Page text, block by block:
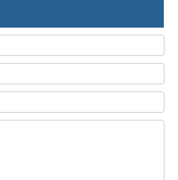
Machine de tri de poids à quatre niveaux pour Pomelo, Orange Trieuse pondérale à pesée dynamique fermée pour produits de grande taille